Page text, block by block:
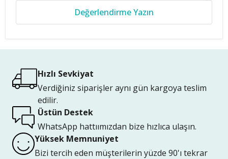
Değerlendirme Yazın
Hızlı Sevkiyat
Verdiğiniz siparişler aynı gün kargoya teslim
edilir.
Üstün Destek
WhatsApp hattıımızdan bize hızlıca ulaşın.
Yüksek Memnuniyet
Bizi tercih eden müşterilerin yüzde 90'ı tekrar